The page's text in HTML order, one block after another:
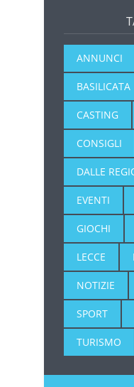
ANNUNCI
BASILICATA
CASTING
CONSIGLI
DALLE
EVENTI
GIOCHI
LECCE
NOTIZIE
SPORT
TURISMO